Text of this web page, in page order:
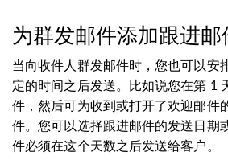
为群发邮件添加跟进邮
当向收件人群发邮件时，您也可以安
定的时间之后发送。比如说您在第 1
件，然后可为收到或打开了欢迎邮件
件。您可以选择跟进邮件的发送日期
件必须在这个天数之后发送给客户。